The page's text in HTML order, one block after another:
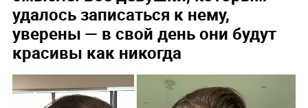
удалось записаться к нему,
уверены — в свой день они будут
красивы как никогда